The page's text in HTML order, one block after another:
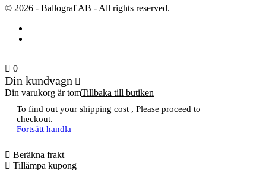
© 2026 - Ballograf AB - All rights reserved.
0
Din kundvagn
Din varukorg är tomTillbaka till butiken
To find out your shipping cost , Please proceed to
checkout.
Fortsätt handla
Beräkna frakt
Tillämpa kupong